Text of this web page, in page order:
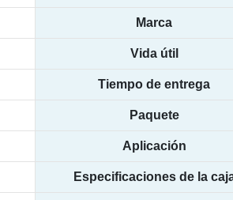
Marca
Vida útil
Tiempo de entrega
Paquete
Aplicación
Especificaciones de la